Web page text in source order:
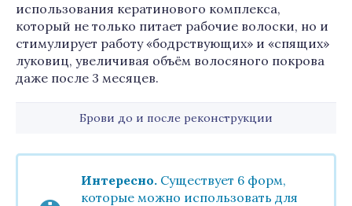
использования кератинового комплекса,
который не только питает рабочие волоски, но и
стимулирует работу «бодрствующих» и «спящих»
луковиц, увеличивая объём волосяного покрова
даже после 3 месяцев.
Брови до и после реконструкции
Интересно. Существует 6 форм,
которые можно использовать для